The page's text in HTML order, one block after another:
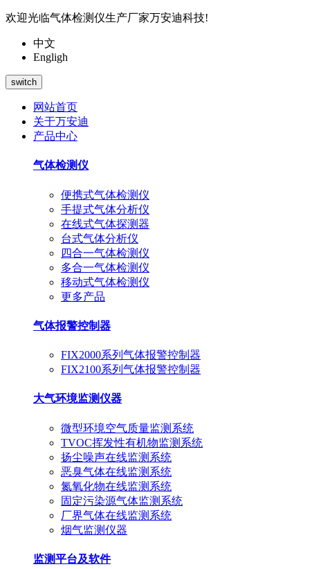
欢迎光临气体检测仪生产厂家万安迪科技!
中文
Engligh
switch
网站首页
关于万安迪
产品中心
气体检测仪
便携式气体检测仪
手提式气体分析仪
在线式气体探测器
台式气体分析仪
四合一气体检测仪
多合一气体检测仪
移动式气体检测仪
更多产品
气体报警控制器
FIX2000系列气体报警控制器
FIX2100系列气体报警控制器
大气环境监测仪器
微型环境空气质量监测系统
TVOC挥发性有机物监测系统
扬尘噪声在线监测系统
恶臭气体在线监测系统
氮氧化物在线监测系统
固定污染源气体监测系统
厂界气体在线监测系统
烟气监测仪器
监测平台及软件